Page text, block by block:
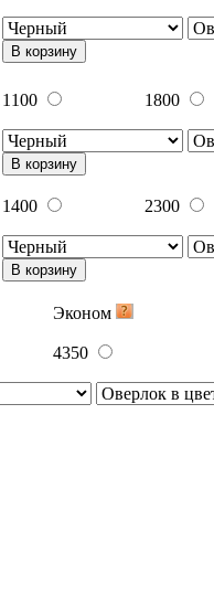
В корзину
1100 1800
В корзину
1400 2300
В корзину
Эконом
4350